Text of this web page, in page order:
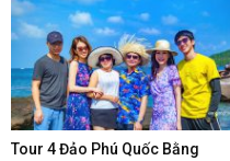
Tour 4 Đảo Phú Quốc Bằng